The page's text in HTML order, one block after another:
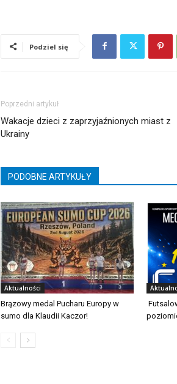
Podziel się
Poprzedni artykuł
Wakacje dzieci z zaprzyjaźnionych miast z
Ukrainy
PODOBNE ARTYKUŁY
Aktualności
Brązowy medal Pucharu Europy w
sumo dla Klaudii Kaczor!